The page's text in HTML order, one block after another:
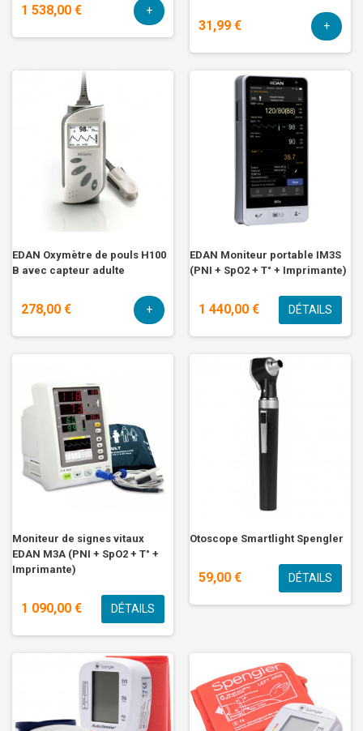
1 538,00 € +
31,99 € +
EDAN Oxymètre de pouls H100
B avec capteur adulte
278,00 € +
EDAN Moniteur portable IM3S
(PNI + SpO2 + T° + Imprimante)
1 440,00 € DÉTAILS
Moniteur de signes vitaux
EDAN M3A (PNI + SpO2 + T° +
Imprimante)
1 090,00 € DÉTAILS
Otoscope Smartlight Spengler
59,00 € DÉTAILS